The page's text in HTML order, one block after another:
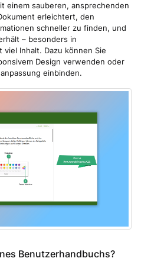
einem sauberen, ansprechenden
erleichtert, den
schneller zu finden, und
– besonders in
Inhalt. Dazu können Sie
Design verwenden oder
einbinden.
Benutzerhandbuchs?